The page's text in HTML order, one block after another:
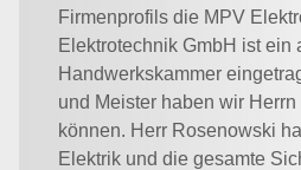
Firmenprofils die MPV
Elektrotechnik GmbH ist ein
Handwerkskammer
und Meister haben wir
können. Herr Rosenowski
Elektrik und die gesamte